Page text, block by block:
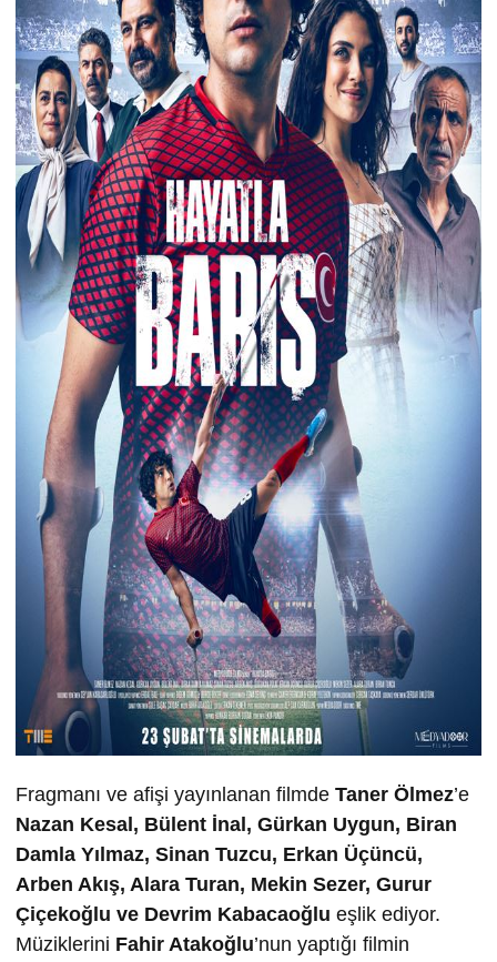
Fragmanı ve afişi yayınlanan filmde Taner Ölmez’e
Nazan Kesal, Bülent İnal, Gürkan Uygun, Biran
Damla Yılmaz, Sinan Tuzcu, Erkan Üçüncü,
Arben Akış, Alara Turan, Mekin Sezer, Gurur
Çiçekoğlu ve Devrim Kabacaoğlu eşlik ediyor.
Müziklerini Fahir Atakoğlu’nun yaptığı filmin